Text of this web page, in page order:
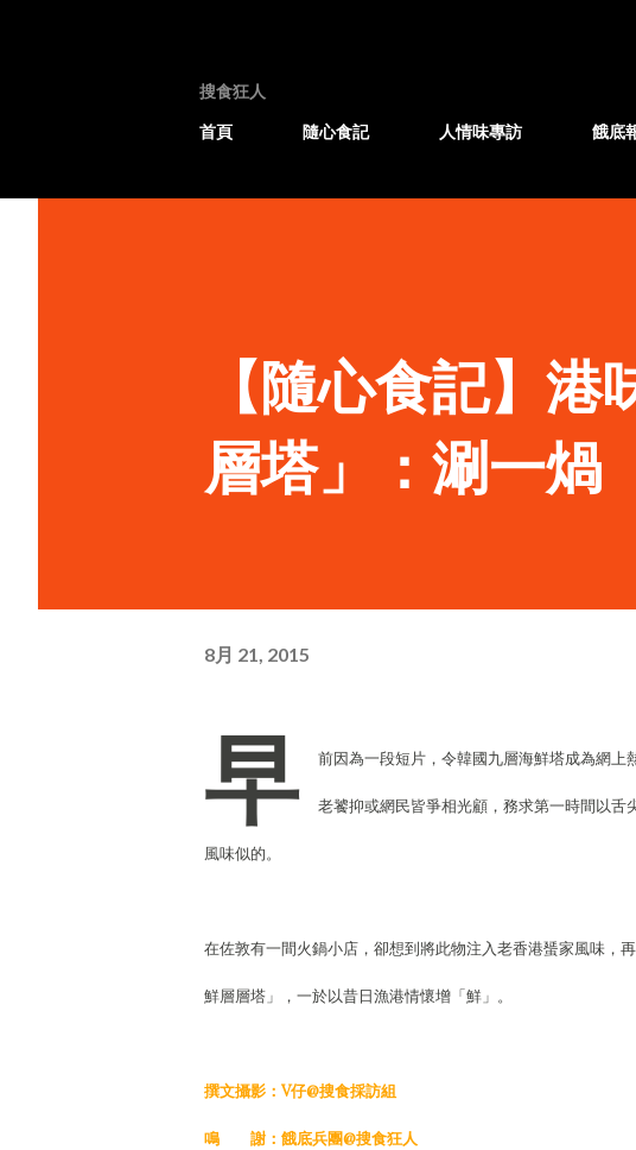
搜食狂人
首頁
隨心食記 人情味專訪 餓底
【隨心食記】
層塔」：涮一煱
8月 21, 2015
早 前因為一段短片，令韓國九層海鮮塔成為網
老饕抑或網民皆爭相光顧，務求第一時間以
風味似的。
在佐敦有一間火鍋小店，卻想到將此物注入老香港蜑家風味，
鮮層層塔」，一於以昔日漁港情懷增「鮮」。
撰文攝影：V仔@搜食採訪組
鳴 謝：餓底兵團@搜食狂人